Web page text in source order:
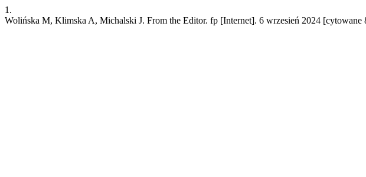
1.
Wolińska M, Klimska A, Michalski J. From the Editor. fp [Internet]. 6 wrzesień 2024